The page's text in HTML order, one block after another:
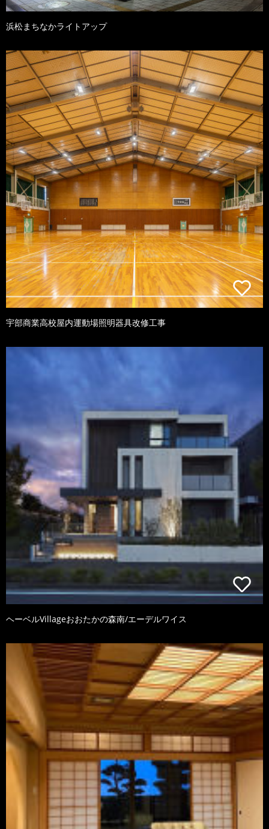
浜松まちなかライトアップ
宇部商業高校屋内運動場照明器具改修工事
ヘーベルVillageおおたかの森南/エーデルワイス